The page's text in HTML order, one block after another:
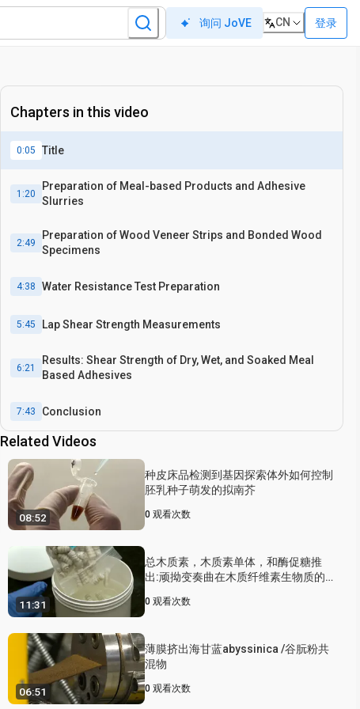
询问 JoVE CN 登录
Chapters in this video
0:05 Title
1:20
Preparation of Meal-based Products and Adhesive
Slurries
2:49
Preparation of Wood Veneer Strips and Bonded Wood
Specimens
4:38 Water Resistance Test Preparation
5:45 Lap Shear Strength Measurements
6:21
Results: Shear Strength of Dry, Wet, and Soaked Meal
Based Adhesives
7:43 Conclusion
Related Videos
08:52
种皮床品检测到基因探索体外如何控制
胚乳种子萌发的拟南芥
0 观看次数
11:31
总木质素，木质素单体，和酶促糖推
出:顽拗变奏曲在木质纤维素生物质的
0 观看次数
06:51
薄膜挤出海甘蓝abyssinica /谷朊粉共
混物
0 观看次数